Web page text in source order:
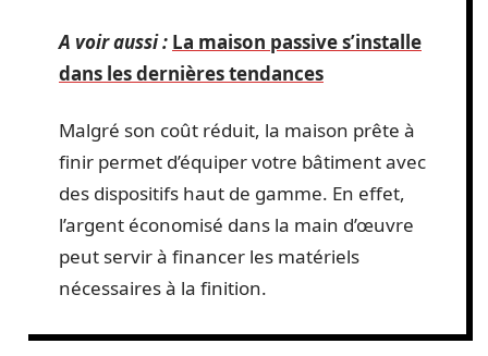
A voir aussi : La maison passive s’installe
dans les dernières tendances
Malgré son coût réduit, la maison prête à
finir permet d’équiper votre bâtiment avec
des dispositifs haut de gamme. En effet,
l’argent économisé dans la main d’œuvre
peut servir à financer les matériels
nécessaires à la finition.